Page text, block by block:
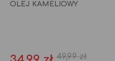
OLEJ KAMELIOWY
49,99 zł